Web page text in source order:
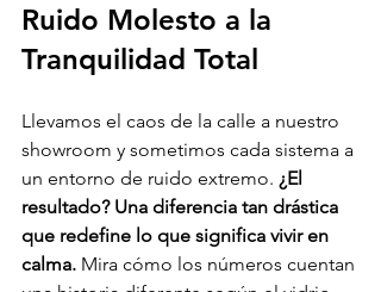
Ruido Molesto a la
Tranquilidad Total
Llevamos el caos de la calle a nuestro
showroom y sometimos cada sistema a
un entorno de ruido extremo. ¿El
resultado? Una diferencia tan drástica
que redefine lo que significa vivir en
calma. Mira cómo los números cuentan